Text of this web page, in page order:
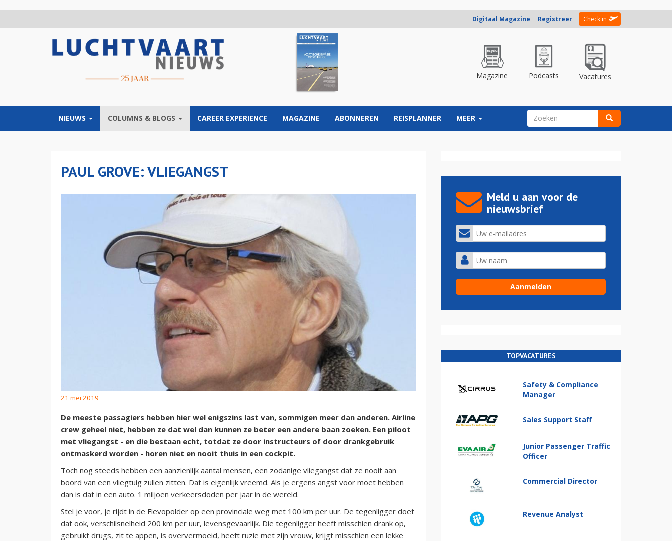
Digitaal Magazine Registreer Check in
Magazine Podcasts Vacatures
NIEUWS COLUMNS & BLOGS CAREER EXPERIENCE MAGAZINE ABONNEREN REISPLANNER MEER ZOEKVELD
PAUL GROVE: VLIEGANGST
21 mei 2019
De meeste passagiers hebben hier wel enigszins last van, sommigen meer dan anderen. Airline
crew geheel niet, hebben ze dat wel dan kunnen ze beter een andere baan zoeken. Een piloot
met vliegangst - en die bestaan echt, totdat ze door instructeurs of door drankgebruik
ontmaskerd worden - horen niet en nooit thuis in een cockpit.
Toch nog steeds hebben een aanzienlijk aantal mensen, een zodanige vliegangst dat ze nooit aan
boord van een vliegtuig zullen zitten. Dat is eigenlijk vreemd. Als je ergens angst voor moet hebben
dan is dat in een auto. 1 miljoen verkeersdoden per jaar in de wereld.
Stel je voor, je rijdt in de Flevopolder op een provinciale weg met 100 km per uur. De tegenligger doet
dat ook, verschilsnelheid 200 km per uur, levensgevaarlijk. Die tegenligger heeft misschien drank op,
gebruikt drugs, zit te appen, is oververmoeid, heeft ruzie met zijn vrouw, krijgt misschien een lekke
Meld u aan voor de
nieuwsbrief
TOPVACATURES
Safety & Compliance
Manager
Sales Support Staff
Junior Passenger Traffic
Officer
Commercial Director
Revenue Analyst